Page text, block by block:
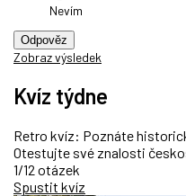
Nevím
Odpověz
Zobraz výsledek
Kvíz týdne
Retro kvíz: Poznáte
Otestujte své znalosti
1/12 otázek
Spustit kvíz